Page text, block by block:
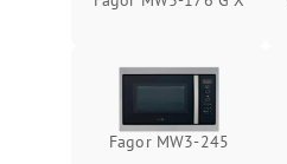
Fagor MW3-245